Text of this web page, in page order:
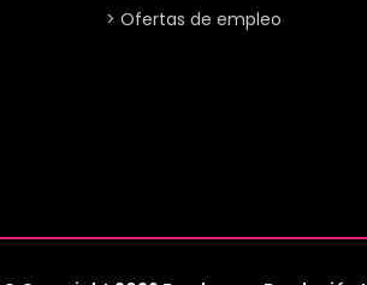
> Ofertas de empleo